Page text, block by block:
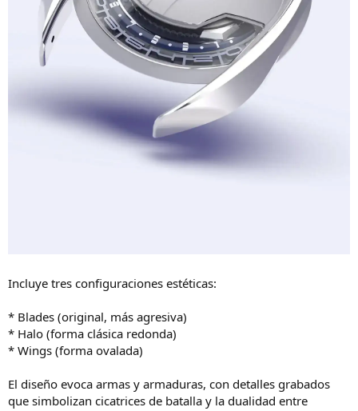
Incluye tres configuraciones estéticas:
* Blades (original, más agresiva)
* Halo (forma clásica redonda)
* Wings (forma ovalada)
El diseño evoca armas y armaduras, con detalles grabados
que simbolizan cicatrices de batalla y la dualidad entre